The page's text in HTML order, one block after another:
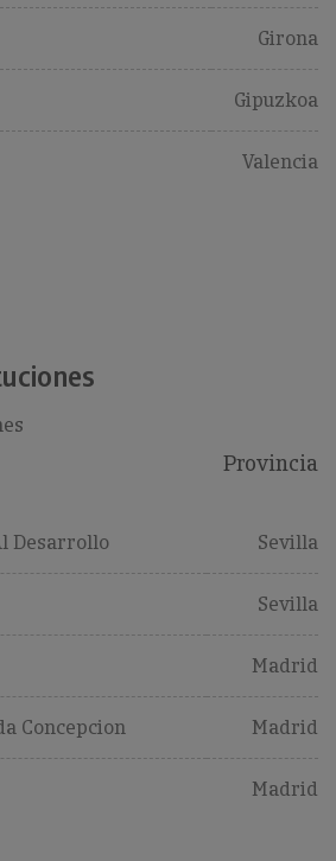
Girona
Gipuzkoa
Valencia
Provincia
Desarrollo Sevilla
Sevilla
Madrid
Concepcion Madrid
Madrid